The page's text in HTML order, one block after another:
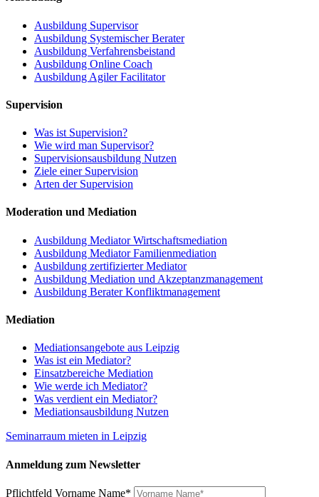
Ausbildung Supervisor
Ausbildung Systemischer Berater
Ausbildung Verfahrensbeistand
Ausbildung Online Coach
Ausbildung Agiler Facilitator
Supervision
Was ist Supervision?
Wie wird man Supervisor?
Supervisionsausbildung Nutzen
Ziele einer Supervision
Arten der Supervision
Moderation und Mediation
Ausbildung Mediator Wirtschaftsmediation
Ausbildung Mediator Familienmediation
Ausbildung zertifizierter Mediator
Ausbildung Mediation und Akzeptanzmanagement
Ausbildung Berater Konfliktmanagement
Mediation
Mediationsangebote aus Leipzig
Was ist ein Mediator?
Einsatzbereiche Mediation
Wie werde ich Mediator?
Was verdient ein Mediator?
Mediationsausbildung Nutzen
Seminarraum mieten in Leipzig
Anmeldung zum Newsletter
Pflichtfeld Vorname Name*